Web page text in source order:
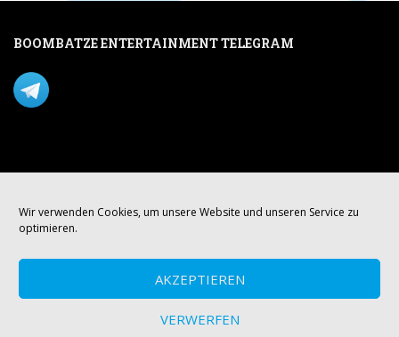
Wir verwenden Cookies, um unsere Website und unseren Service zu
optimieren.
AKZEPTIEREN
VERWERFEN
BOOMBATZE ENTERTAINMENT TELEGRAM